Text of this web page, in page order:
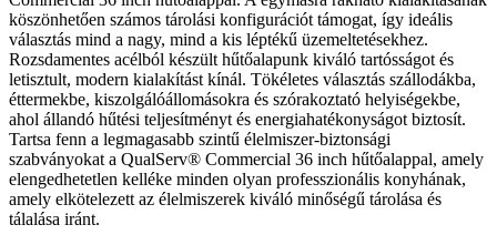
köszönhetően számos tárolási konfigurációt támogat, így ideális
választás mind a nagy, mind a kis léptékű üzemeltetésekhez.
Rozsdamentes acélból készült hűtőalapunk kiváló tartósságot és
letisztult, modern kialakítást kínál. Tökéletes választás szállodákba,
éttermekbe, kiszolgálóállomásokra és szórakoztató helyiségekbe,
ahol állandó hűtési teljesítményt és energiahatékonyságot biztosít.
Tartsa fenn a legmagasabb szintű élelmiszer-biztonsági
szabványokat a QualServ® Commercial 36 inch hűtőalappal, amely
elengedhetetlen kelléke minden olyan professzionális konyhának,
amely elkötelezett az élelmiszerek kiváló minőségű tárolása és
tálalása iránt.